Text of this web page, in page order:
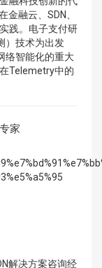
金融云、SDN、
践。电子支付研
）技术为出发
络智能化的重大
Telemetry中的
家
解决方案咨询经